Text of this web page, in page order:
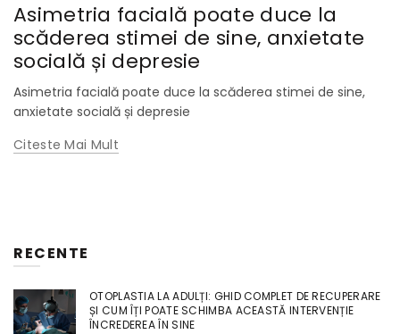
Asimetria facială poate duce la
scăderea stimei de sine, anxietate
socială și depresie
Asimetria facială poate duce la scăderea stimei de sine,
anxietate socială și depresie
Citeste Mai Mult
RECENTE
OTOPLASTIA LA ADULȚI: GHID COMPLET DE RECUPERARE
ȘI CUM ÎȚI POATE SCHIMBA ACEASTĂ INTERVENȚIE
ÎNCREDEREA ÎN SINE